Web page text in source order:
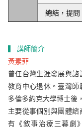
總結，提問
▍ 講師簡介
黃素菲
曾任台灣生涯發展與
教育中心退休。臺灣
多倫多約克大學博士後
主要從事個別與團體
有《敘事治療三幕劇